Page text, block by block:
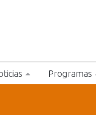
Programas